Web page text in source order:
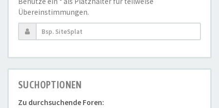
Übereinstimmungen.
SUCHOPTIONEN
Zu durchsuchende Foren: